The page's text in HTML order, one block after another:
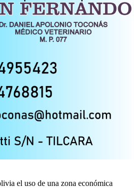
el uso de una zona económica